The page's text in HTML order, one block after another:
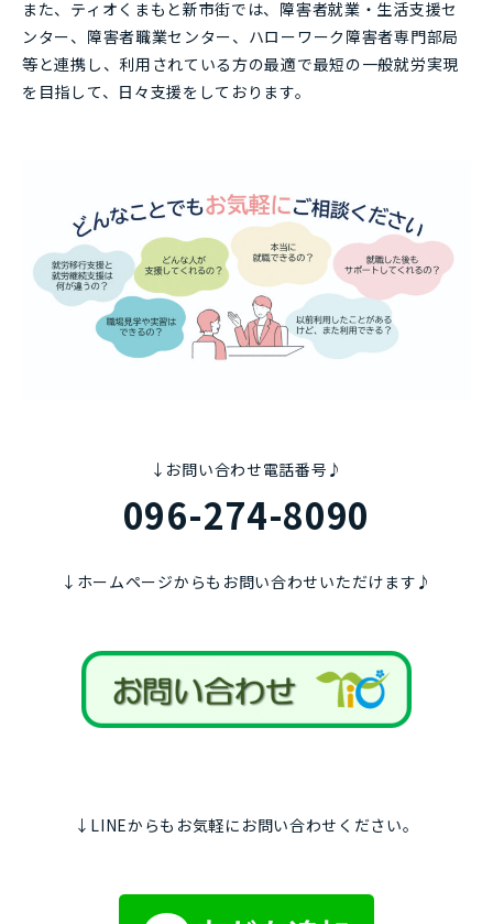
また、ティオくまもと新市街では、障害者就業・生活支援セ
ンター、障害者職業センター、ハローワーク障害者専門部局
等と連携し、利用されている方の最適で最短の一般就労実現
を目指して、日々支援をしております。
↓お問い合わせ電話番号♪
096-274-8090
↓ホームページからもお問い合わせいただけます♪
↓LINEからもお気軽にお問い合わせください。